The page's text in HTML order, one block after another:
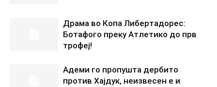
Драма во Копа Либертадорес:
Ботафого преку Атлетико до прв
трофеј!
Адеми го пропушта дербито
против Хајдук, неизвесен е и